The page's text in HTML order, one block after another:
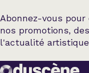
Abonnez-vous
nos promotions,
l'actualité